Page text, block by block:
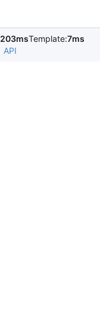
203msTemplate:7ms
API